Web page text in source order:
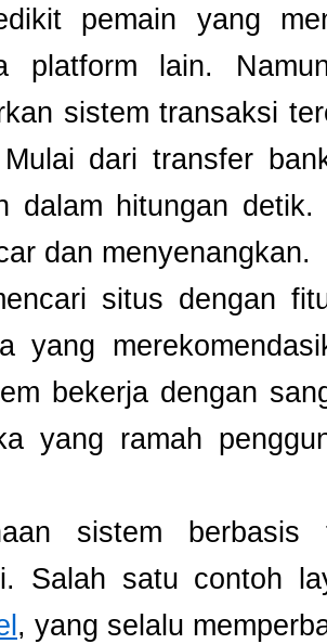
pemain yang
platform lain.
sistem transaksi
dari transfer
dalam hitungan
dan menyenangkan.
situs dengan
yang
bekerja dengan
yang ramah
sistem
Salah satu contoh
, yang selalu